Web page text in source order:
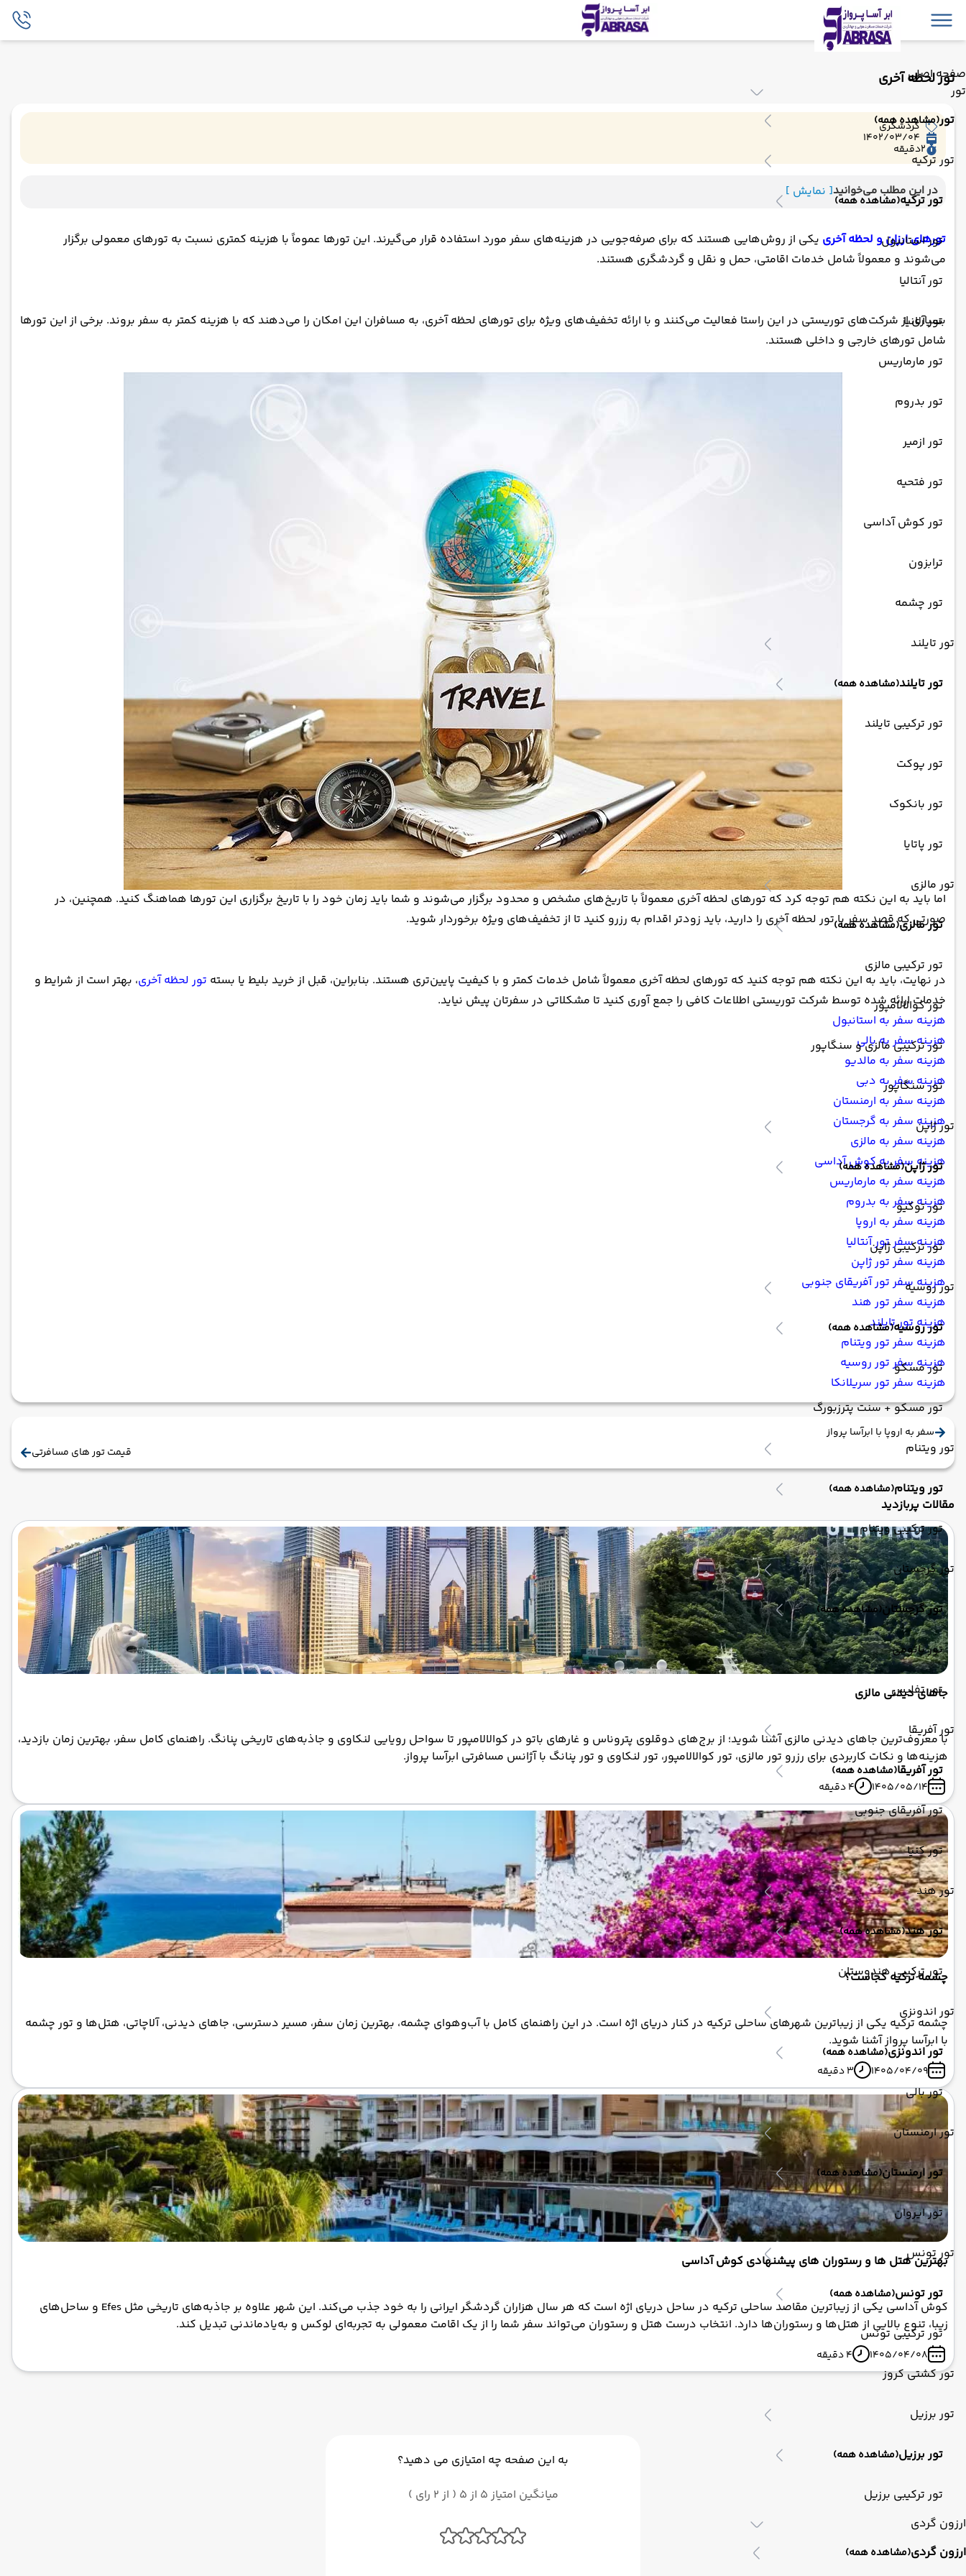
صفحه اصلی
تور
تور(مشاهده همه)
تور ترکیه
تور ترکیه(مشاهده همه)
تور استانبول
تور آنتالیا
تور آلانیا
تور مارماریس
تور بدروم
تور ازمیر
تور فتحیه
تور کوش آداسی
ترابزون
تور چشمه
تور تایلند
تور تایلند(مشاهده همه)
تور ترکیبی تایلند
تور پوکت
تور بانکوک
تور پاتایا
تور مالزی
تور مالزی(مشاهده همه)
تور ترکیبی مالزی
تور کوالالامپور
تور ترکیبی مالزی و سنگاپور
تور سنگاپور
تور ژاپن
تور ژاپن(مشاهده همه)
تور توکیو
تور ترکیبی ژاپن
تور روسیه
تور روسیه(مشاهده همه)
تور مسکو
تور مسکو + سنت پترزبورگ
تور ویتنام
تور ویتنام(مشاهده همه)
تور ترکیبی ویتنام
تور گرجستان
تور گرجستان(مشاهده همه)
تور باتومی
تور تفلیس
تور آفریقا
تور آفریقا(مشاهده همه)
تور آفریقای جنوبی
تور کنیا
تور هند
تور هند(مشاهده همه)
تور ترکیبی هندوستان
تور اندونزی
تور اندونزی(مشاهده همه)
تور بالی
تور ارمنستان
تور ارمنستان(مشاهده همه)
تور ایروان
تور تونس
تور تونس(مشاهده همه)
تور ترکیبی تونس
تور کشتی کروز
تور برزیل
تور برزیل(مشاهده همه)
تور ترکیبی برزیل
ارزون گردی
ارزون گردی(مشاهده همه)
تور لحظه آخری
گردشگری
1402/03/04
2دقیقه
در این مطلب می‌خوانید[ نمایش ]
تورهای ارزان و لحظه آخری یکی از روش‌هایی هستند که برای صرفه‌جویی در هزینه‌های سفر مورد استفاده قرار می‌گیرند. این تورها عموماً با هزینه کمتری نسبت به تورهای معمولی برگزار
می‌شوند و معمولاً شامل خدمات اقامتی، حمل و نقل و گردشگری هستند.
بسیاری از شرکت‌های توریستی در این راستا فعالیت می‌کنند و با ارائه تخفیف‌های ویژه برای تورهای لحظه آخری، به مسافران این امکان را می‌دهند که با هزینه کمتر به سفر بروند. برخی از این تورها
شامل تورهای خارجی و داخلی هستند.
اما باید به این نکته هم توجه کرد که تورهای لحظه آخری معمولاً با تاریخ‌های مشخص و محدود برگزار می‌شوند و شما باید زمان خود را با تاریخ برگزاری این تورها هماهنگ کنید. همچنین، در
صورتی که قصد سفر با تور لحظه آخری را دارید، باید زودتر اقدام به رزرو کنید تا از تخفیف‌های ویژه برخوردار شوید.
در نهایت، باید به این نکته هم توجه کنید که تورهای لحظه آخری معمولاً شامل خدمات کمتر و با کیفیت پایین‌تری هستند. بنابراین، قبل از خرید بلیط یا بسته تور لحظه آخری، بهتر است از شرایط و
خدمات ارائه شده توسط شرکت توریستی اطلاعات کافی را جمع آوری کنید تا مشکلاتی در سفرتان پیش نیاید.
هزینه سفر به استانبول
هزینه سفر به بالی
هزینه سفر به مالدیو
هزینه سفر به دبی
هزینه سفر به ارمنستان
هزینه سفر به گرجستان
هزینه سفر به مالزی
هزینه سفر به کوش آداسی
هزینه سفر به مارماریس
هزینه سفر به بدروم
هزینه سفر به اروپا
هزینه سفر تور آنتالیا
هزینه سفر تور ژاپن
هزینه سفر تور آفریقای جنوبی
هزینه سفر تور هند
هزینه تور تایلند
هزینه سفر تور ویتنام
هزینه سفر تور روسیه
هزینه سفر تور سریلانکا
سفر به اروپا با ابرآسا پرواز
قیمت تور های مسافرتی
مقالات پربازدید
جاهای دیدنی مالزی
با معروف‌ترین جاهای دیدنی مالزی آشنا شوید؛ از برج‌های دوقلوی پتروناس و غارهای باتو در کوالالامپور تا سواحل رویایی لنکاوی و جاذبه‌های تاریخی پنانگ. راهنمای کامل سفر، بهترین زمان بازدید،
هزینه‌ها و نکات کاربردی برای رزرو تور مالزی، تور کوالالامپور، تور لنکاوی و تور پنانگ با آژانس مسافرتی ابرآسا پرواز.
1405/05/14 4 دقیقه
چشمه ترکیه کجاست؟
چشمه ترکیه یکی از زیباترین شهرهای ساحلی ترکیه در کنار دریای اژه است. در این راهنمای کامل با آب‌وهوای چشمه، بهترین زمان سفر، مسیر دسترسی، جاهای دیدنی، آلاچاتی، هتل‌ها و تور چشمه
با ابرآسا پرواز آشنا شوید.
1405/04/09 3 دقیقه
بهترین هتل‌ ها و رستوران‌ های پیشنهادی کوش آداسی
کوش آداسی یکی از زیباترین مقاصد ساحلی ترکیه در ساحل دریای اژه است که هر سال هزاران گردشگر ایرانی را به خود جذب می‌کند. این شهر علاوه بر جاذبه‌های تاریخی مثل Efes و ساحل‌های
زیبا، تنوع بالایی از هتل‌ها و رستوران‌ها دارد. انتخاب درست هتل و رستوران می‌تواند سفر شما را از یک اقامت معمولی به تجربه‌ای لوکس و به‌یادماندنی تبدیل کند.
1405/04/08 4 دقیقه
به این صفحه چه امتیازی می دهید؟
میانگین امتیاز 5 از 5 ( از 2 رای )